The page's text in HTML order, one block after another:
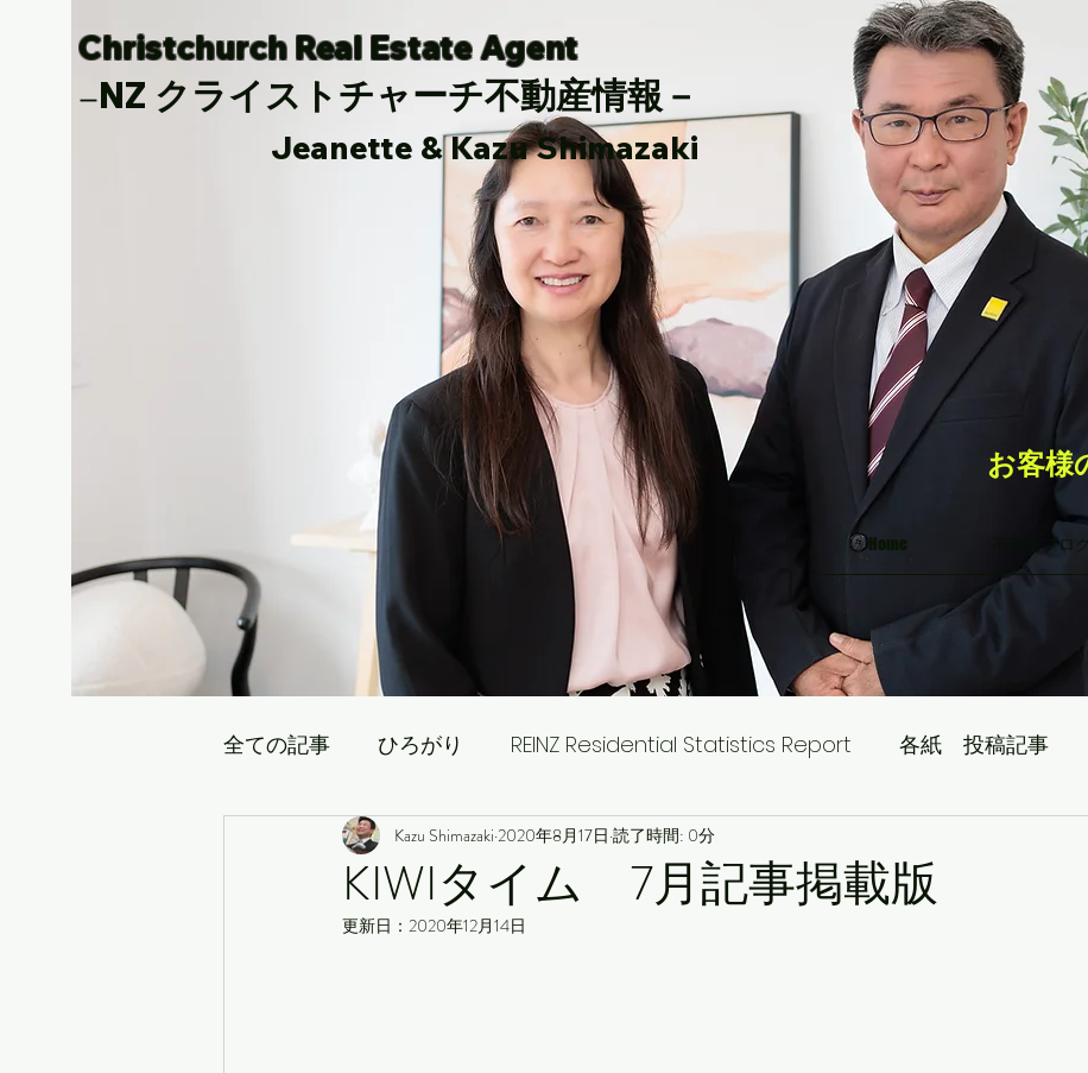
Christchurch Real Estate Agent
ーNZ クライストチャーチ不動産情報－
Jeanette & Kazu Shimazaki
お客様
Home 不動産ブロ
全ての記事 ひろがり REINZ Residential Statistics Report 各紙 投稿記事
不動産情報のあれこれ
KIWIタイム 7月記事掲載版
Kazu Shimazaki 2020年8月17日 読了時間: 0分
更新日： 2020年12月14日